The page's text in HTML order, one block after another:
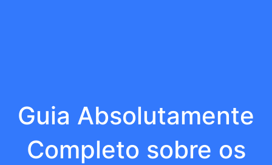
Guia Absolutamente
Completo sobre os